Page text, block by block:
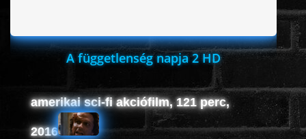
A függetlenség napja 2 HD
amerikai sci-fi akciófilm, 121 perc,
2016